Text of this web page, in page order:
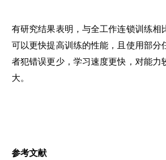
有研究结果表明，与全工作连锁训练相
可以更快提高训练的性能，且使用部分
者犯错误更少，学习速度更快 ， 对能力
大。
参考文献